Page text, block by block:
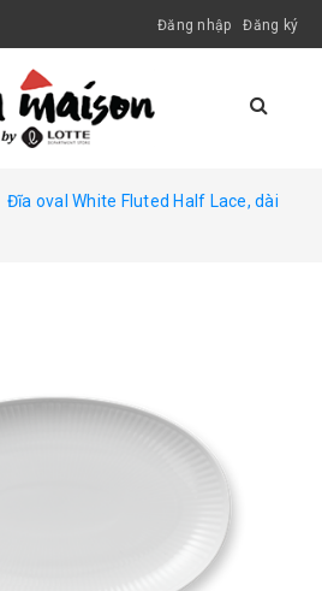
Đăng nhập Đăng ký
Đĩa oval White Fluted Half Lace, dài